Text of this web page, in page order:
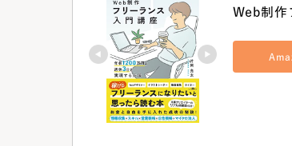
Web制作